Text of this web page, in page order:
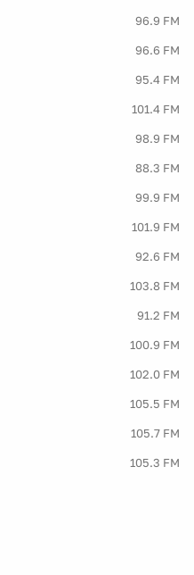
96.9 FM
96.6 FM
95.4 FM
101.4 FM
98.9 FM
88.3 FM
99.9 FM
101.9 FM
92.6 FM
103.8 FM
91.2 FM
100.9 FM
102.0 FM
105.5 FM
105.7 FM
105.3 FM